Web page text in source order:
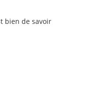
bien de savoir